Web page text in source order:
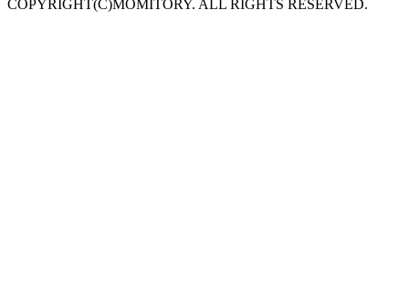
COPYRIGHT(C)MOMITORY. ALL RIGHTS RESERVED.